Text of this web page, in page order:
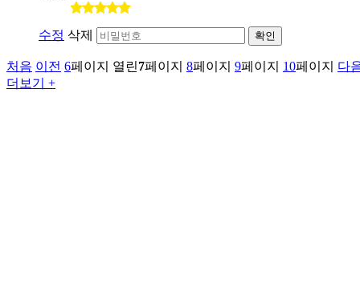
수정 삭제 확인
처음 이전 6페이지 열린7페이지 8페이지 9페이지 10페이지
다
더보기 +